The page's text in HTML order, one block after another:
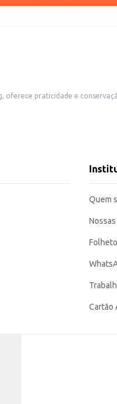
aplicações. Sua apresentação em embalagem de 1,2kg é
do morango fresco,
o seu negócio.
Quem
Cartão